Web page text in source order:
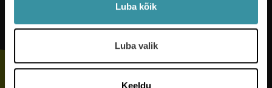
Luba kõik
Luba valik
Keeldu
Jälgi meid